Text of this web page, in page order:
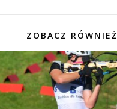
ZOBACZ RÓWNIEŻ